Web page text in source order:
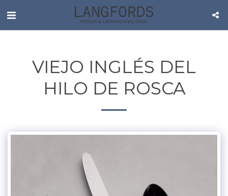
VIEJO INGLÉS DEL
HILO DE ROSCA